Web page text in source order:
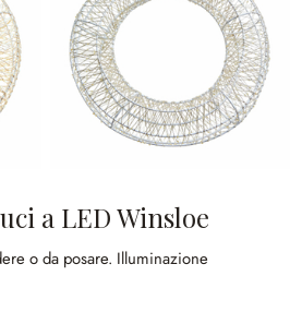
a LED Winsloe
o da posare. Illuminazione